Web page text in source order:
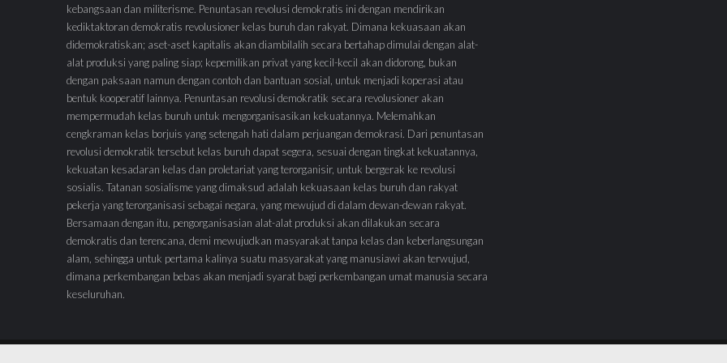
kebangsaan dan militerisme. Penuntasan revolusi demokratis ini dengan mendirikan
kediktaktoran demokratis revolusioner kelas buruh dan rakyat. Dimana kekuasaan akan
didemokratiskan; aset-aset kapitalis akan diambilalih secara bertahap dimulai dengan alat-
alat produksi yang paling siap; kepemilikan privat yang kecil-kecil akan didorong, bukan
dengan paksaan namun dengan contoh dan bantuan sosial, untuk menjadi koperasi atau
bentuk kooperatif lainnya. Penuntasan revolusi demokratik secara revolusioner akan
mempermudah kelas buruh untuk mengorganisasikan kekuatannya. Melemahkan
cengkraman kelas borjuis yang setengah hati dalam perjuangan demokrasi. Dari penuntasan
revolusi demokratik tersebut kelas buruh dapat segera, sesuai dengan tingkat kekuatannya,
kekuatan kesadaran kelas dan proletariat yang terorganisir, untuk bergerak ke revolusi
sosialis. Tatanan sosialisme yang dimaksud adalah kekuasaan kelas buruh dan rakyat
pekerja yang terorganisasi sebagai negara, yang mewujud di dalam dewan-dewan rakyat.
Bersamaan dengan itu, pengorganisasian alat-alat produksi akan dilakukan secara
demokratis dan terencana, demi mewujudkan masyarakat tanpa kelas dan keberlangsungan
alam, sehingga untuk pertama kalinya suatu masyarakat yang manusiawi akan terwujud,
dimana perkembangan bebas akan menjadi syarat bagi perkembangan umat manusia secara
keseluruhan.